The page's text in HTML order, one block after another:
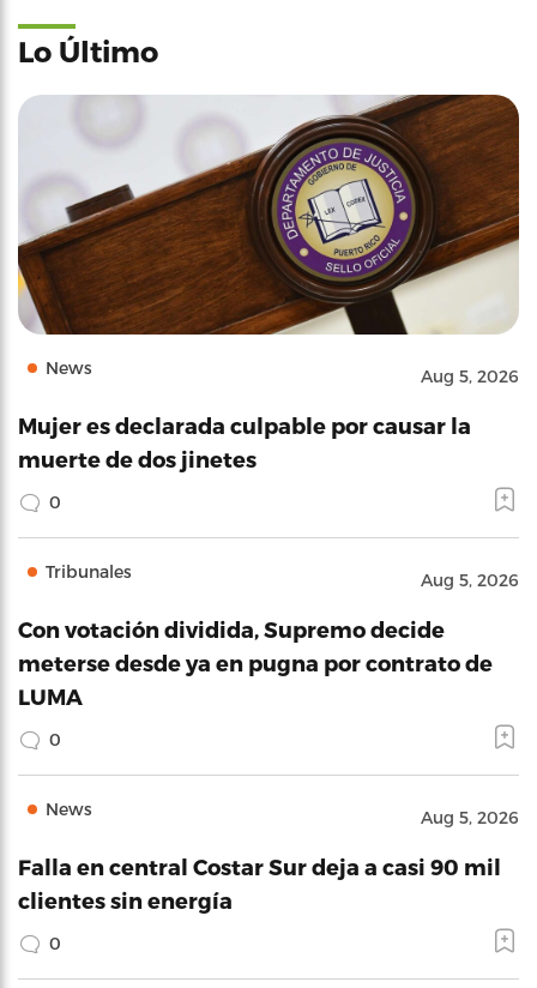
Lo Último
News Aug 5, 2026
Mujer es declarada culpable por causar la
muerte de dos jinetes
0
Tribunales Aug 5, 2026
Con votación dividida, Supremo decide
meterse desde ya en pugna por contrato de
LUMA
0
News Aug 5, 2026
Falla en central Costar Sur deja a casi 90 mil
clientes sin energía
0